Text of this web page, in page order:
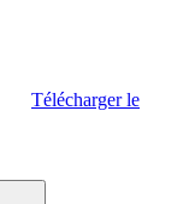
Télécharger le